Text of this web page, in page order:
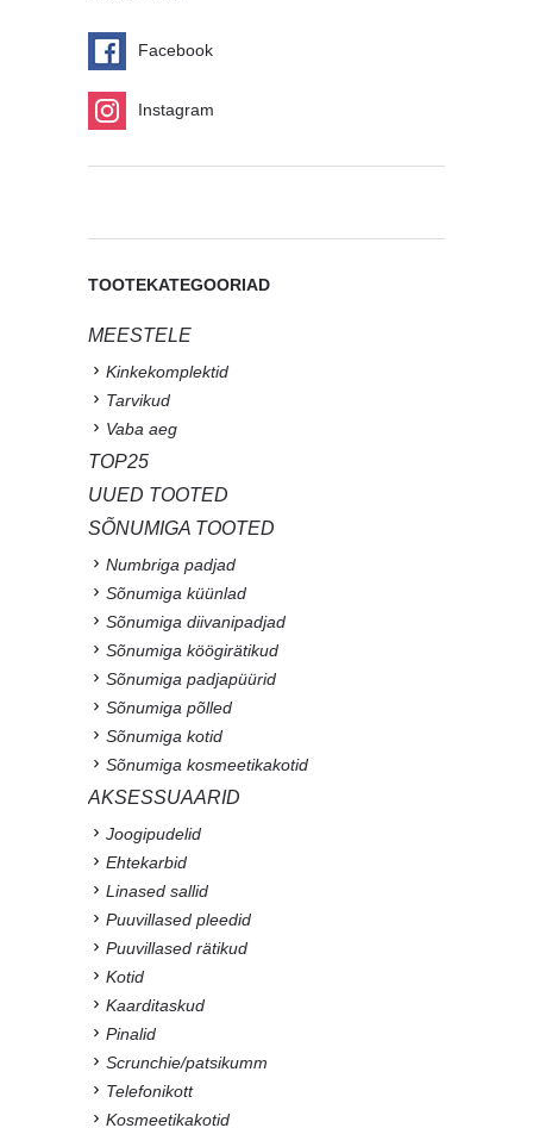
Facebook
Instagram
TOOTEKATEGOORIAD
MEESTELE
Kinkekomplektid
Tarvikud
Vaba aeg
TOP25
UUED TOOTED
SÕNUMIGA TOOTED
Numbriga padjad
Sõnumiga küünlad
Sõnumiga diivanipadjad
Sõnumiga köögirätikud
Sõnumiga padjapüürid
Sõnumiga põlled
Sõnumiga kotid
Sõnumiga kosmeetikakotid
AKSESSUAARID
Joogipudelid
Ehtekarbid
Linased sallid
Puuvillased pleedid
Puuvillased rätikud
Kotid
Kaarditaskud
Pinalid
Scrunchie/patsikumm
Telefonikott
Kosmeetikakotid